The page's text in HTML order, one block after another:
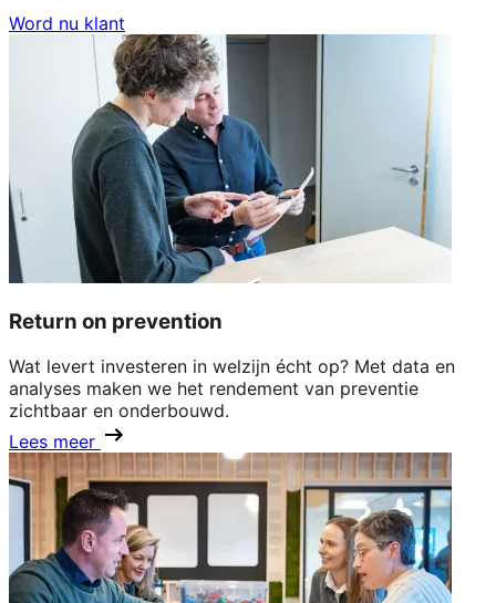
Word nu klant
Return on prevention
Wat levert investeren in welzijn écht op? Met data en
analyses maken we het rendement van preventie
zichtbaar en onderbouwd.
Lees meer